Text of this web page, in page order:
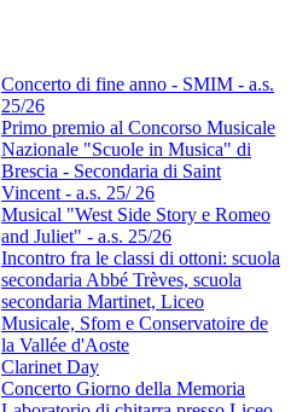
Concerto di fine anno - SMIM - a.s.
25/26
Primo premio al Concorso Musicale
Nazionale "Scuole in Musica" di
Brescia - Secondaria di Saint
Vincent - a.s. 25/ 26
Musical "West Side Story e Romeo
and Juliet" - a.s. 25/26
Incontro fra le classi di ottoni: scuola
secondaria Abbé Trèves, scuola
secondaria Martinet, Liceo
Musicale, Sfom e Conservatoire de
la Vallée d'Aoste
Clarinet Day
Concerto Giorno della Memoria